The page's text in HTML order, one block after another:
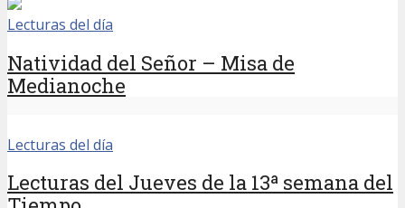
Lecturas del día
Natividad del Señor – Misa de
Medianoche
Lecturas del día
Lecturas del Jueves de la 13ª semana del